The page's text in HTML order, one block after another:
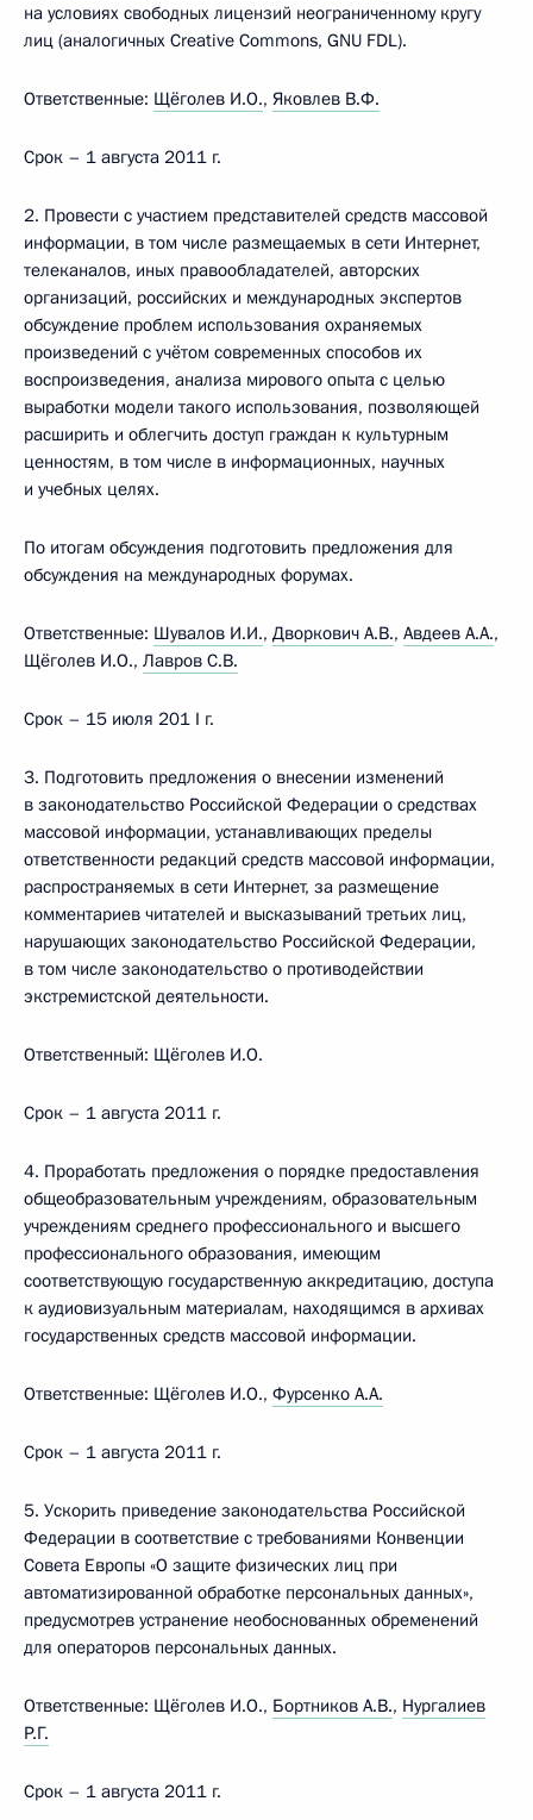
на условиях свободных лицензий неограниченному кругу
лиц (аналогичных Creative Commons, GNU FDL).
Ответственные: Щёголев И.О., Яковлев В.Ф.
Срок – 1 августа 2011 г.
2. Провести с участием представителей средств массовой
информации, в том числе размещаемых в сети Интернет,
телеканалов, иных правообладателей, авторских
организаций, российских и международных экспертов
обсуждение проблем использования охраняемых
произведений с учётом современных способов их
воспроизведения, анализа мирового опыта с целью
выработки модели такого использования, позволяющей
расширить и облегчить доступ граждан к культурным
ценностям, в том числе в информационных, научных
и учебных целях.
По итогам обсуждения подготовить предложения для
обсуждения на международных форумах.
Ответственные: Шувалов И.И., Дворкович А.В., Авдеев А.А.,
Щёголев И.О., Лавров С.В.
Срок – 15 июля 201 I г.
3. Подготовить предложения о внесении изменений
в законодательство Российской Федерации о средствах
массовой информации, устанавливающих пределы
ответственности редакций средств массовой информации,
распространяемых в сети Интернет, за размещение
комментариев читателей и высказываний третьих лиц,
нарушающих законодательство Российской Федерации,
в том числе законодательство о противодействии
экстремистской деятельности.
Ответственный: Щёголев И.О.
Срок – 1 августа 2011 г.
4. Проработать предложения о порядке предоставления
общеобразовательным учреждениям, образовательным
учреждениям среднего профессионального и высшего
профессионального образования, имеющим
соответствующую государственную аккредитацию, доступа
к аудиовизуальным материалам, находящимся в архивах
государственных средств массовой информации.
Ответственные: Щёголев И.О., Фурсенко А.А.
Срок – 1 августа 2011 г.
5. Ускорить приведение законодательства Российской
Федерации в соответствие с требованиями Конвенции
Совета Европы «О защите физических лиц при
автоматизированной обработке персональных данных»,
предусмотрев устранение необоснованных обременений
для операторов персональных данных.
Ответственные: Щёголев И.О., Бортников А.В., Нургалиев
Р.Г.
Срок – 1 августа 2011 г.